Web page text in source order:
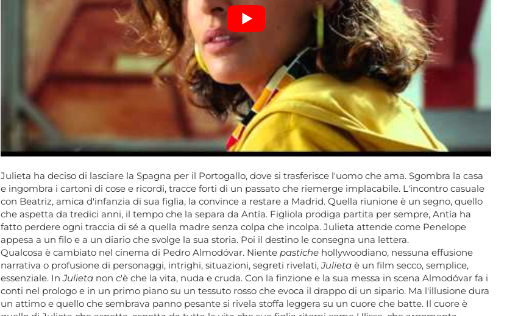
Julieta ha deciso di lasciare la Spagna per il Portogallo, dove si trasferisce l'uomo che ama. Sgombra la casa
e ingombra i cartoni di cose e ricordi, tracce forti di un passato che riemerge implacabile. L'incontro casuale
con Beatriz, amica d'infanzia di sua figlia, la convince a restare a Madrid. Quella riunione è un segno, quello
che aspetta da tredici anni, il tempo che la separa da Antía. Figliola prodiga partita per sempre, Antía ha
fatto perdere ogni traccia di sé a quella madre senza colpa che incolpa. Julieta attende come Penelope
appesa a un filo e a un diario che svolge la sua storia. Poi il destino le consegna una lettera.
Qualcosa è cambiato nel cinema di Pedro Almodóvar. Nientepastiche hollywoodiano, nessuna effusione
narrativa o profusione di personaggi, intrighi, situazioni, segreti rivelati,Julieta è un film secco, semplice,
essenziale. InJulieta non c'è che la vita, nuda e cruda. Con la finzione e la sua messa in scena Almodóvar fa i
conti nel prologo e in un primo piano su un tessuto rosso che evoca il drappo di un sipario. Ma l'illusione dura
un attimo e quello che sembrava panno pesante si rivela stoffa leggera su un cuore che batte. Il cuore è